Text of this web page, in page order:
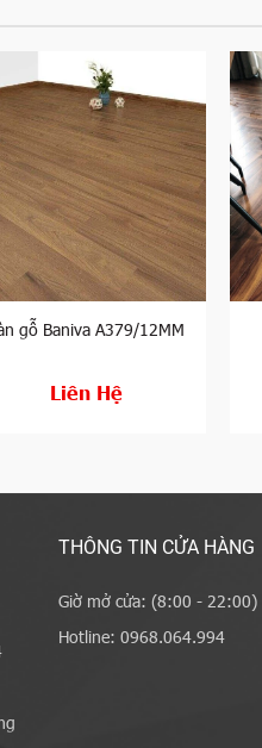
gỗ Baniva A379/12MM
Liên Hệ
THÔNG TIN CỬA HÀNG
Giờ mở cửa: (8:00 - 22:00)
Hotline: 0968.064.994